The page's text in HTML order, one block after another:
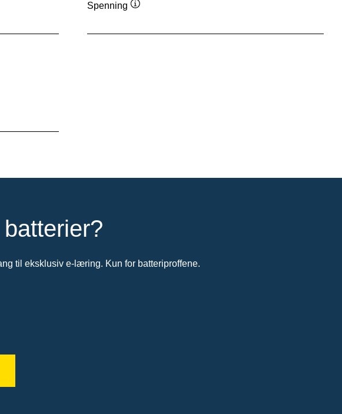
Spenning
til eksklusiv e-læring. Kun for batteriproffene.